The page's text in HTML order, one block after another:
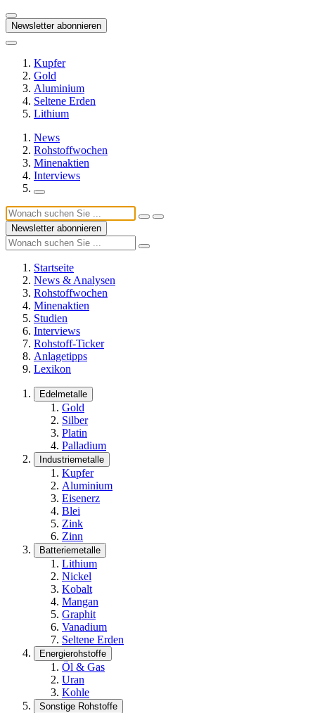
Newsletter abonnieren
Kupfer
Gold
Aluminium
Seltene Erden
Lithium
News
Rohstoffwochen
Minenaktien
Interviews
Newsletter abonnieren
Startseite
News & Analysen
Rohstoffwochen
Minenaktien
Studien
Interviews
Rohstoff-Ticker
Anlagetipps
Lexikon
Edelmetalle
Gold
Silber
Platin
Palladium
Industriemetalle
Kupfer
Aluminium
Eisenerz
Blei
Zink
Zinn
Batteriemetalle
Lithium
Nickel
Kobalt
Mangan
Graphit
Vanadium
Seltene Erden
Energierohstoffe
Öl & Gas
Uran
Kohle
Sonstige Rohstoffe